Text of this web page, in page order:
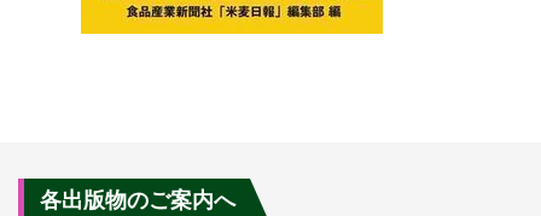
各出版物のご案内へ